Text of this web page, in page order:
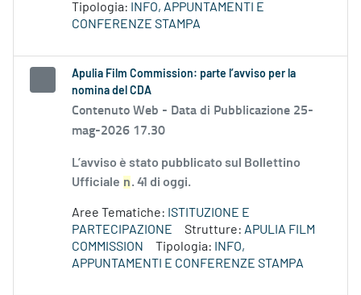
Tipologia:
INFO, APPUNTAMENTI E
CONFERENZE STAMPA
Apulia Film Commission: parte l’avviso per la
nomina del CDA
Contenuto Web - Data di Pubblicazione 25-
mag-2026 17.30
L’avviso è stato pubblicato sul Bollettino
Ufficiale n. 41 di oggi.
Aree Tematiche: ISTITUZIONE E
PARTECIPAZIONE
Strutture: APULIA FILM
COMMISSION
Tipologia:
INFO,
APPUNTAMENTI E CONFERENZE STAMPA